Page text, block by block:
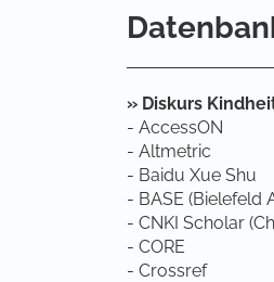
» Diskurs
- AccessON
- Altmetric
- Baidu Xue Shu
- BASE (Bielefeld
- CNKI Scholar
- CORE
- Crossref